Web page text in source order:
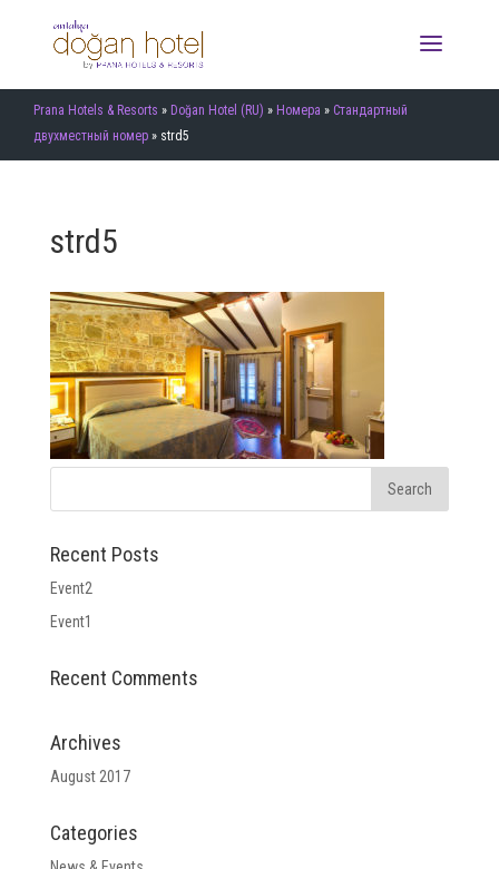
Prana Hotels & Resorts » Doğan Hotel (RU) » Номера » Стандартный
двухместный номер » strd5
strd5
Recent Posts
Event2
Event1
Recent Comments
Archives
August 2017
Categories